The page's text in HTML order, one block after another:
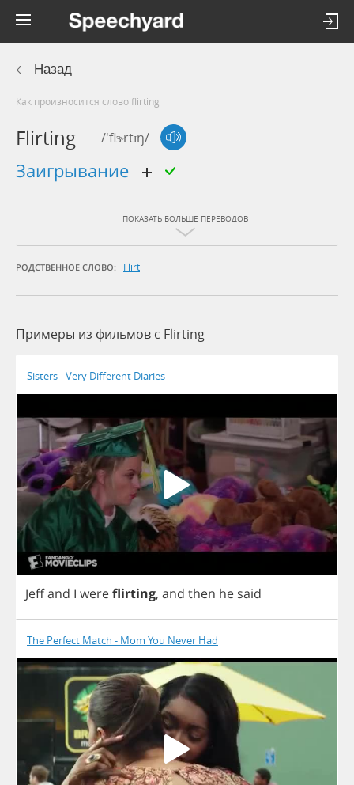
Назад
Как произносится слово flirting
Flirting /'flɝrtɪŋ/
заигрывание
ПОКАЗАТЬ БОЛЬШЕ ПЕРЕВОДОВ
РОДСТВЕННОЕ СЛОВО: Flirt
Примеры из фильмов c Flirting
Sisters - Very Different Diaries
Jeffand I wereflirting, and then he said
The Perfect Match - Mom You Never Had